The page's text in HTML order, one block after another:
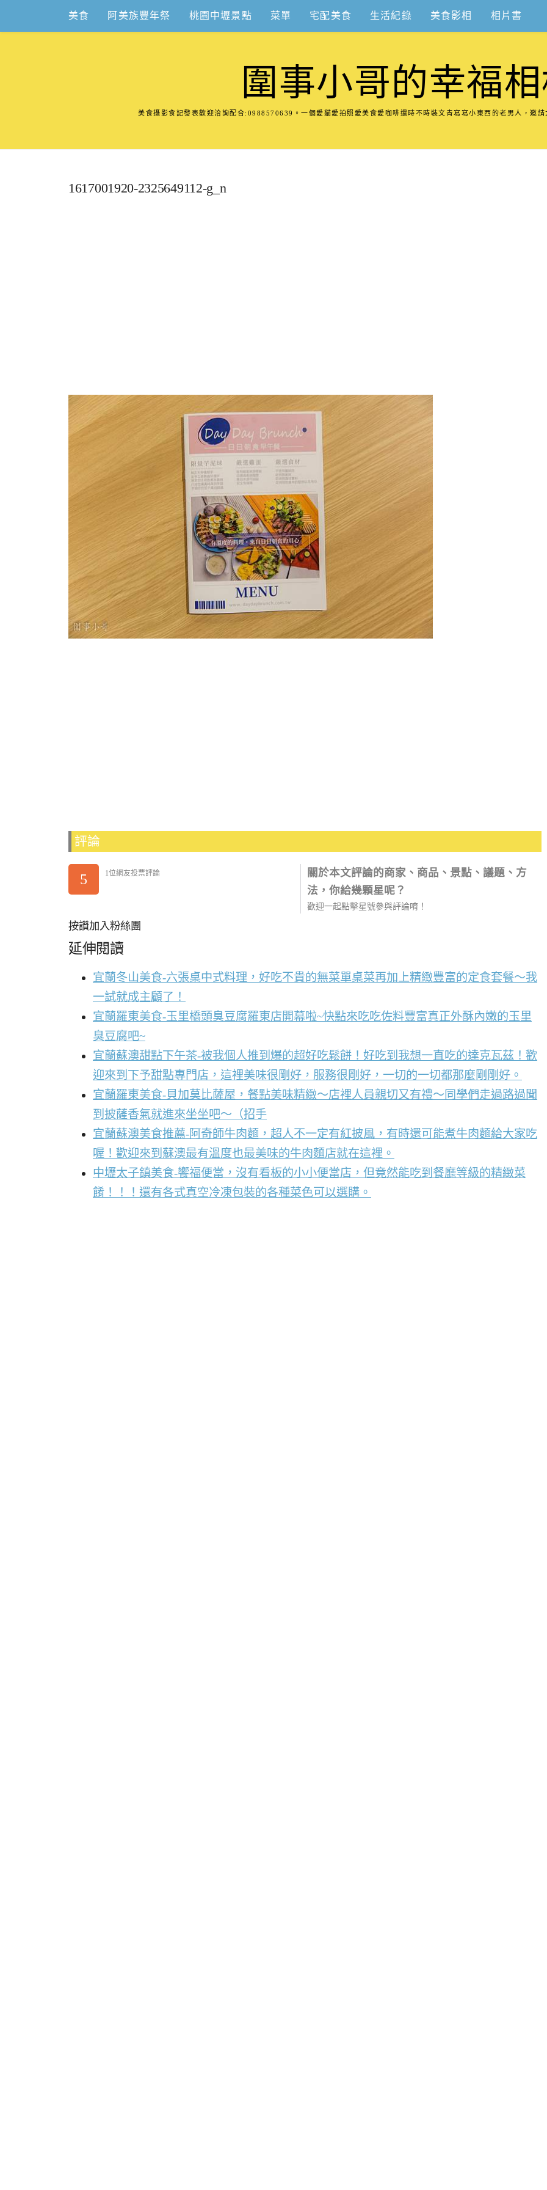
content
美食 阿美族豐年祭 桃園中壢景點 菜單 宅配美食 生活紀錄 美食影相 相片書
圍事小哥的幸福
美食攝影食記發表歡迎洽詢配合:0988570639。一個愛貓愛拍照愛美食愛咖啡還時不時裝文青寫寫小東西的老男人，邀
1617001920-2325649112-g_n
評論
5 1位網友投票評論
關於本文評論的商家、商品、景點、議題、方
法，你給幾顆星呢？
歡迎一起點擊星號參與評論唷！
按讚加入粉絲團
延伸閱讀
宜蘭冬山美食-六張桌中式料理，好吃不貴的無菜單桌菜再加上精緻豐富的定食套餐～我
一試就成主顧了！
宜蘭羅東美食-玉里橋頭臭豆腐羅東店開幕啦~快點來吃吃佐料豐富真正外酥內嫩的玉里
臭豆腐吧~
宜蘭蘇澳甜點下午茶-被我個人推到爆的超好吃鬆餅！好吃到我想一直吃的達克瓦茲！歡
迎來到下予甜點專門店，這裡美味很剛好，服務很剛好，一切的一切都那麼剛剛好。
宜蘭羅東美食-貝加莫比薩屋，餐點美味精緻～店裡人員親切又有禮～同學們走過路過聞
到披薩香氣就進來坐坐吧～（招手
宜蘭蘇澳美食推薦-阿奇師牛肉麵，超人不一定有紅披風，有時還可能煮牛肉麵給大家吃
喔！歡迎來到蘇澳最有溫度也最美味的牛肉麵店就在這裡。
中壢太子鎮美食-饗福便當，沒有看板的小小便當店，但竟然能吃到餐廳等級的精緻菜
餚！！！還有各式真空冷凍包裝的各種菜色可以選購。